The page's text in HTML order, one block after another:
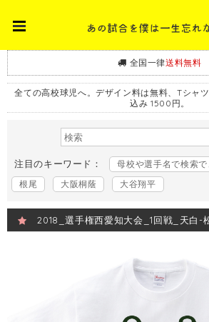
全国一律送料無料
全ての高校球児へ。デザイン料は無料、Tシャ
込み 1500円。
注目のキーワード： 母校や選手名で検索で
根尾
大阪桐蔭 大谷翔平
2018_選手権西愛知大会_1回戦_天白-